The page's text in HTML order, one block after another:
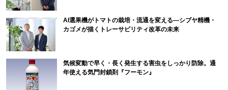
AI選果機がトマトの栽培・流通を変える―シブヤ精機・
カゴメが描くトレーサビリティ改革の未来
気候変動で早く・長く発生する害虫をしっかり防除。通
年使える気門封鎖剤『フーモン』